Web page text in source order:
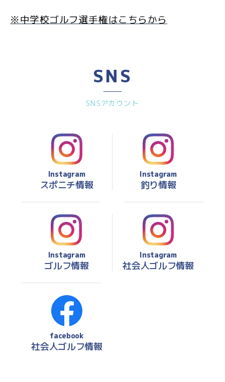
※中学校ゴルフ選手権はこちらから
SNS
SNSアカウント
Instagram
スポニチ情報
Instagram
釣り情報
Instagram
ゴルフ情報
Instagram
社会人ゴルフ情報
facebook
社会人ゴルフ情報